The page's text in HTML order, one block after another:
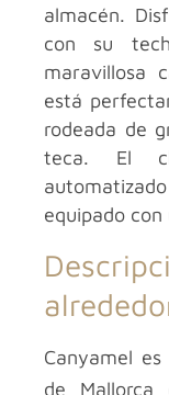
almacén.
con su
maravillosa
está
rodeada de
teca. El
equipado
Canyamel
de